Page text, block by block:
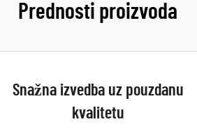
Prednosti proizvoda
Snažna izvedba uz pouzdanu
kvalitetu